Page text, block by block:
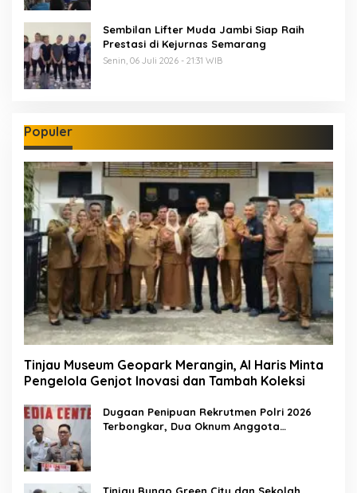
Sembilan Lifter Muda Jambi Siap Raih
Prestasi di Kejurnas Semarang
Senin, 06 Juli 2026 - 21:31 WIB
Populer
Tinjau Museum Geopark Merangin, Al Haris Minta
Pengelola Genjot Inovasi dan Tambah Koleksi
Dugaan Penipuan Rekrutmen Polri 2026
Terbongkar, Dua Oknum Anggota